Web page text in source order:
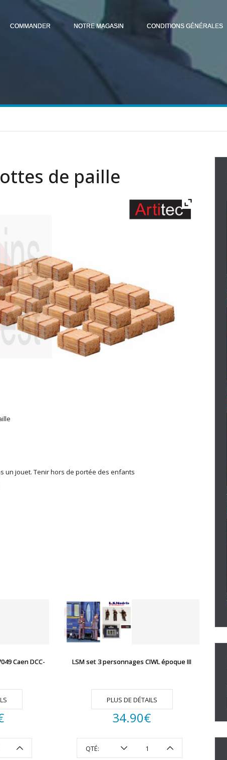
COMMANDER NOTRE MAGASIN CONDITIONS GÉNÉRALES
de paille
un jouet. Tenir hors de portée des enfants
Caen DCC- LSM set 3 personnages CIWL époque III
PLUS DE DÉTAILS
34.90€
QTÉ: